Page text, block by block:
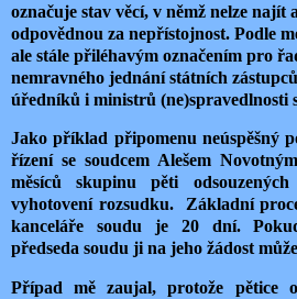
označuje stav věcí, v němž nelze najít
odpovědnou za nepřístojnost. Podle
ale stále přiléhavým označením pro
nemravného jednání státních
úředníků i ministrů (ne)spravedlnosti
Jako příklad připomenu neúspěšný
řízení se soudcem Alešem
měsíců skupinu pěti
vyhotovení rozsudku. Základní
kanceláře soudu je 20 dní.
předseda soudu ji na jeho žádost
Případ mě zaujal, protože pětice